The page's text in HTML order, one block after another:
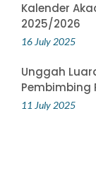
Kalender
2025/2026
16 July 2025
Unggah
Pembimbing
11 July 2025